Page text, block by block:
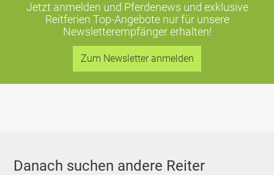
Jetzt anmelden und Pferdenews und exklusive
Reitferien Top-Angebotenur für unsere
Newsletterempfänger erhalten!
Zum Newsletter anmelden
Danach suchen andere Reiter